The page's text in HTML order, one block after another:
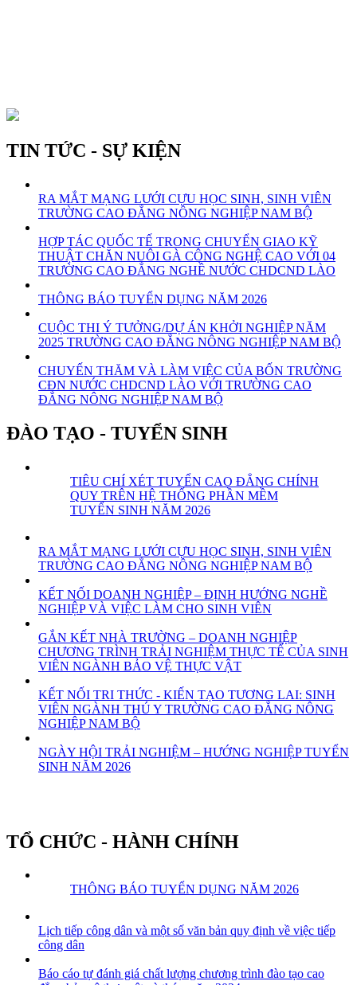
TIN TỨC - SỰ KIỆN
RA MẮT MẠNG LƯỚI CỰU HỌC SINH, SINH VIÊN
TRƯỜNG CAO ĐẲNG NÔNG NGHIỆP NAM BỘ
HỢP TÁC QUỐC TẾ TRONG CHUYỂN GIAO KỸ
THUẬT CHĂN NUÔI GÀ CÔNG NGHỆ CAO VỚI 04
TRƯỜNG CAO ĐẲNG NGHỀ NƯỚC CHDCND LÀO
THÔNG BÁO TUYỂN DỤNG NĂM 2026
CUỘC THI Ý TƯỞNG/DỰ ÁN KHỞI NGHIỆP NĂM
2025 TRƯỜNG CAO ĐẲNG NÔNG NGHIỆP NAM BỘ
CHUYẾN THĂM VÀ LÀM VIỆC CỦA BỐN TRƯỜNG
CĐN NƯỚC CHDCND LÀO VỚI TRƯỜNG CAO
ĐẲNG NÔNG NGHIỆP NAM BỘ
ĐÀO TẠO - TUYỂN SINH
TIÊU CHÍ XÉT TUYỂN CAO ĐẲNG CHÍNH
QUY TRÊN HỆ THỐNG PHẦN MỀM
TUYỂN SINH NĂM 2026
RA MẮT MẠNG LƯỚI CỰU HỌC SINH, SINH VIÊN
TRƯỜNG CAO ĐẲNG NÔNG NGHIỆP NAM BỘ
KẾT NỐI DOANH NGHIỆP – ĐỊNH HƯỚNG NGHỀ
NGHIỆP VÀ VIỆC LÀM CHO SINH VIÊN
GẮN KẾT NHÀ TRƯỜNG – DOANH NGHIỆP
CHƯƠNG TRÌNH TRẢI NGHIỆM THỰC TẾ CỦA SINH
VIÊN NGÀNH BẢO VỆ THỰC VẬT
KẾT NỐI TRI THỨC - KIẾN TẠO TƯƠNG LAI: SINH
VIÊN NGÀNH THÚ Y TRƯỜNG CAO ĐẲNG NÔNG
NGHIỆP NAM BỘ
NGÀY HỘI TRẢI NGHIỆM – HƯỚNG NGHIỆP TUYỂN
SINH NĂM 2026
TỔ CHỨC - HÀNH CHÍNH
THÔNG BÁO TUYỂN DỤNG NĂM 2026
Lịch tiếp công dân và một số văn bản quy định về việc tiếp
công dân
Báo cáo tự đánh giá chất lượng chương trình đào tạo cao